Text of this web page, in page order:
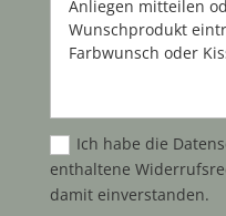
Ich habe die
enthaltene
damit einverstanden.